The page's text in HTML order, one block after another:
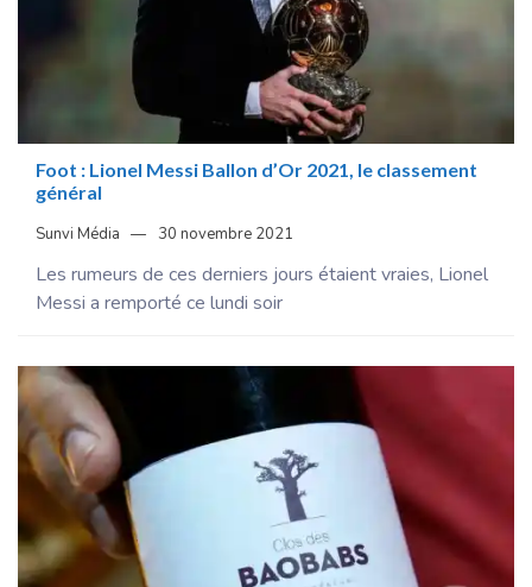
Foot : Lionel Messi Ballon d’Or 2021, le classement
général
Sunvi Média 30 novembre 2021
Les rumeurs de ces derniers jours étaient vraies, Lionel
Messi a remporté ce lundi soir